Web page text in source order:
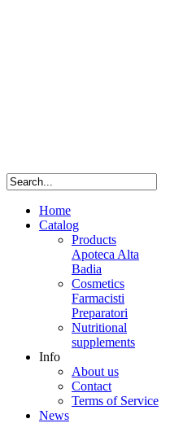
Home
Catalog
Products
Apoteca Alta
Badia
Cosmetics
Farmacisti
Preparatori
Nutritional
supplements
Info
About us
Contact
Terms of Service
News